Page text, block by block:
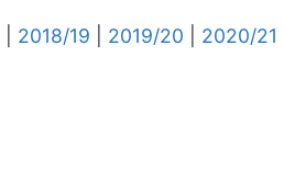
2018/19 2019/20
2020/21